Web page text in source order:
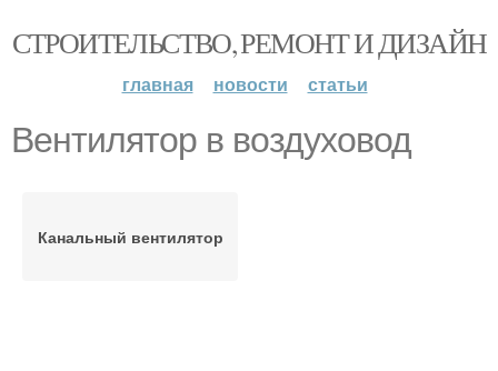
СТРОИТЕЛЬСТВО, РЕМОНТ И ДИЗАЙН
главная новости статьи
Вентилятор в воздуховод
Канальный вентилятор